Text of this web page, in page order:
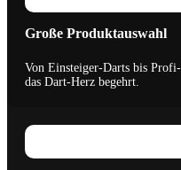
Große Produktauswahl
Von Einsteiger-Darts bis
das Dart-Herz begehrt.